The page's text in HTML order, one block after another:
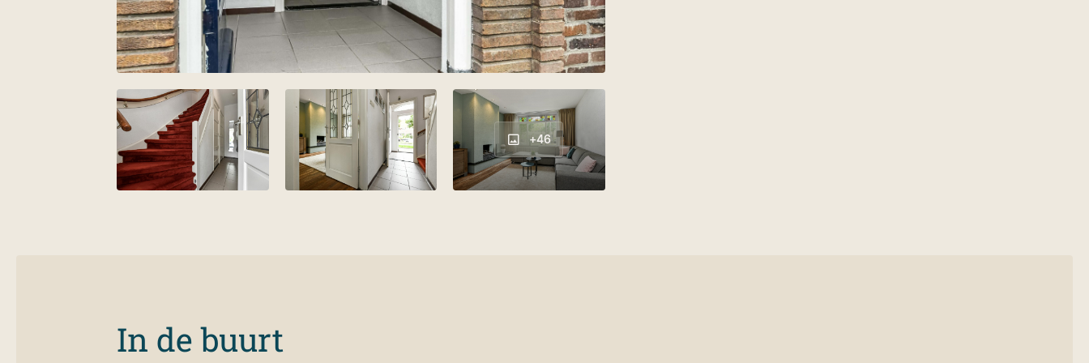
Voorzieningen
Tv kabel, airconditioning,
zonnepanelen, natuurlijke ventilatie
Daktype Zadeldak
+46
In de buurt